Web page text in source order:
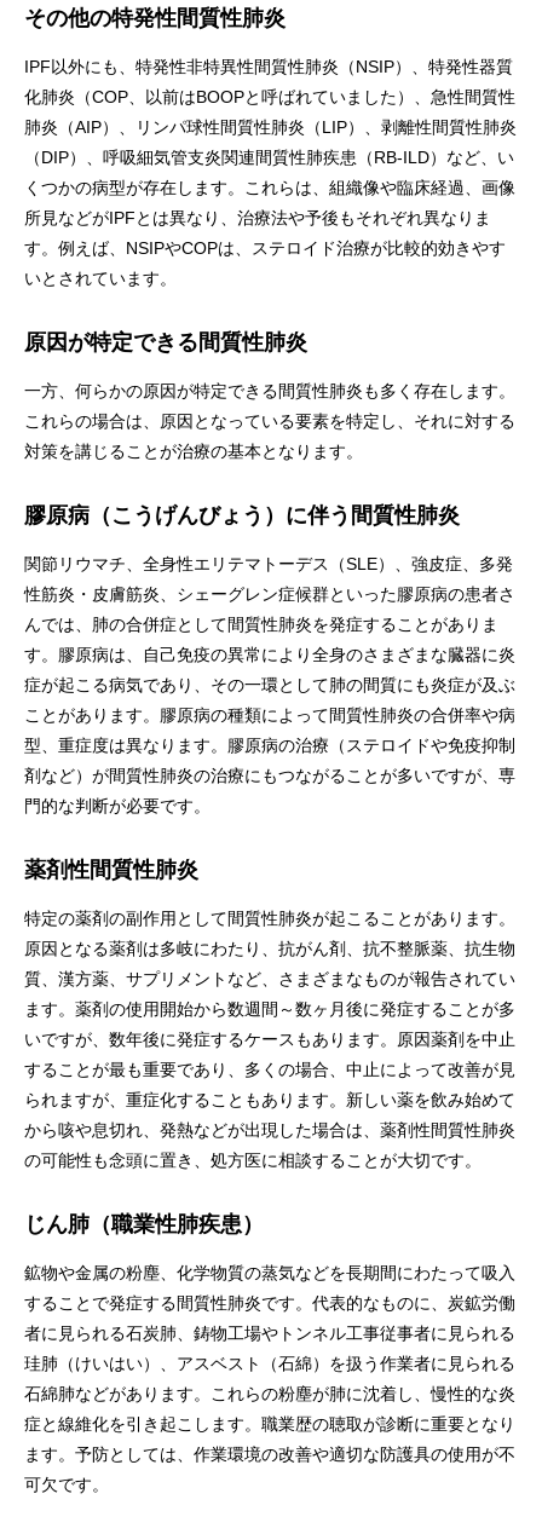
その他の特発性間質性肺炎
IPF以外にも、特発性非特異性間質性肺炎（NSIP）、特発性器質
化肺炎（COP、以前はBOOPと呼ばれていました）、急性間質性
肺炎（AIP）、リンパ球性間質性肺炎（LIP）、剥離性間質性肺炎
（DIP）、呼吸細気管支炎関連間質性肺疾患（RB-ILD）など、い
くつかの病型が存在します。これらは、組織像や臨床経過、画像
所見などがIPFとは異なり、治療法や予後もそれぞれ異なりま
す。例えば、NSIPやCOPは、ステロイド治療が比較的効きやす
いとされています。
原因が特定できる間質性肺炎
一方、何らかの原因が特定できる間質性肺炎も多く存在します。
これらの場合は、原因となっている要素を特定し、それに対する
対策を講じることが治療の基本となります。
膠原病（こうげんびょう）に伴う間質性肺炎
関節リウマチ、全身性エリテマトーデス（SLE）、強皮症、多発
性筋炎・皮膚筋炎、シェーグレン症候群といった膠原病の患者さ
んでは、肺の合併症として間質性肺炎を発症することがありま
す。膠原病は、自己免疫の異常により全身のさまざまな臓器に炎
症が起こる病気であり、その一環として肺の間質にも炎症が及ぶ
ことがあります。膠原病の種類によって間質性肺炎の合併率や病
型、重症度は異なります。膠原病の治療（ステロイドや免疫抑制
剤など）が間質性肺炎の治療にもつながることが多いですが、専
門的な判断が必要です。
薬剤性間質性肺炎
特定の薬剤の副作用として間質性肺炎が起こることがあります。
原因となる薬剤は多岐にわたり、抗がん剤、抗不整脈薬、抗生物
質、漢方薬、サプリメントなど、さまざまなものが報告されてい
ます。薬剤の使用開始から数週間～数ヶ月後に発症することが多
いですが、数年後に発症するケースもあります。原因薬剤を中止
することが最も重要であり、多くの場合、中止によって改善が見
られますが、重症化することもあります。新しい薬を飲み始めて
から咳や息切れ、発熱などが出現した場合は、薬剤性間質性肺炎
の可能性も念頭に置き、処方医に相談することが大切です。
じん肺（職業性肺疾患）
鉱物や金属の粉塵、化学物質の蒸気などを長期間にわたって吸入
することで発症する間質性肺炎です。代表的なものに、炭鉱労働
者に見られる石炭肺、鋳物工場やトンネル工事従事者に見られる
珪肺（けいはい）、アスベスト（石綿）を扱う作業者に見られる
石綿肺などがあります。これらの粉塵が肺に沈着し、慢性的な炎
症と線維化を引き起こします。職業歴の聴取が診断に重要となり
ます。予防としては、作業環境の改善や適切な防護具の使用が不
可欠です。